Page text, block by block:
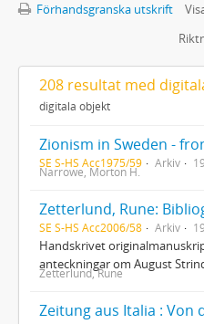
Förhandsgranska utskrift
208 resultat med
digitala objekt
SE S-HS Acc1975/59 Arkiv
Narrowe, Morton H.
SE S-HS Acc2006/58 Arkiv
Handskrivet
anteckningar om August
Zetterlund, Rune